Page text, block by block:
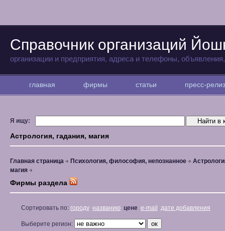
Справочник организаций
организации и предприятия, адреса и телефоны,
главная фирмы статьи пресс-
Я ищу:
Астрология, гадания, магия
Главная страница Психология, философия, непознанное
магия
Фирмы раздела
Сортировать по: городу названию цене e-mail дате добавления
Выберите регион: